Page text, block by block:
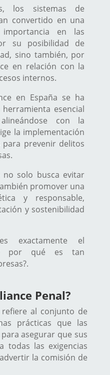
los sistemas de
convertido en una
en las
su posibilidad de
sino también, por
en relación con la
internos.
en España se ha
esencial
con la
la implementación
prevenir delitos
no solo busca evitar
promover una
y responsable,
y sostenibilidad
exactamente el
qué es tan
Penal?
al conjunto de
prácticas que las
asegurar que sus
todas las exigencias
la comisión de